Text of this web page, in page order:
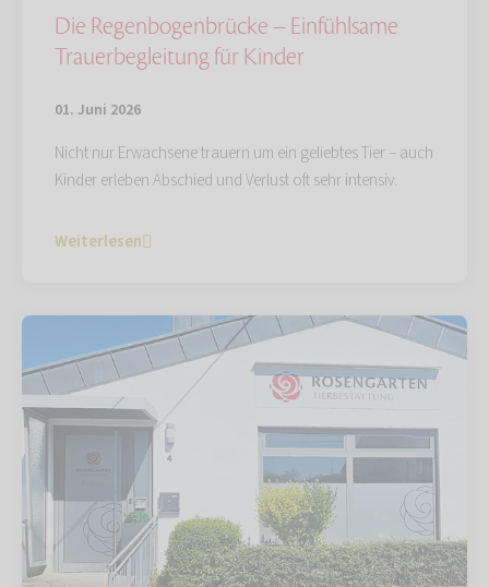
Die Regenbogenbrücke – Einfühlsame
Trauerbegleitung für Kinder
01. Juni 2026
Nicht nur Erwachsene trauern um ein geliebtes Tier – auch
Kinder erleben Abschied und Verlust oft sehr intensiv.
Weiterlesen